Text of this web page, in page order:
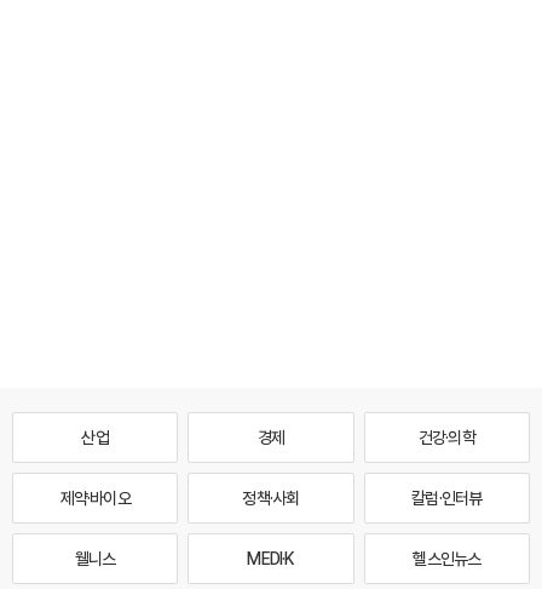
산업 경제 건강·의학
제약·바이오 정책·사회 칼럼·인터뷰
웰니스 MEDI·K 헬스인뉴스